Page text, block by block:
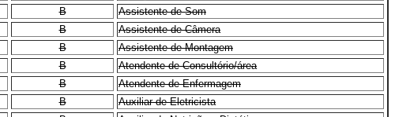
B
Assistente de Som
B
Assistente de Câmera
B
Assistente de Montagem
B
Atendente de Consultório/área
B
Atendente de Enfermagem
B
Auxiliar de Eletricista